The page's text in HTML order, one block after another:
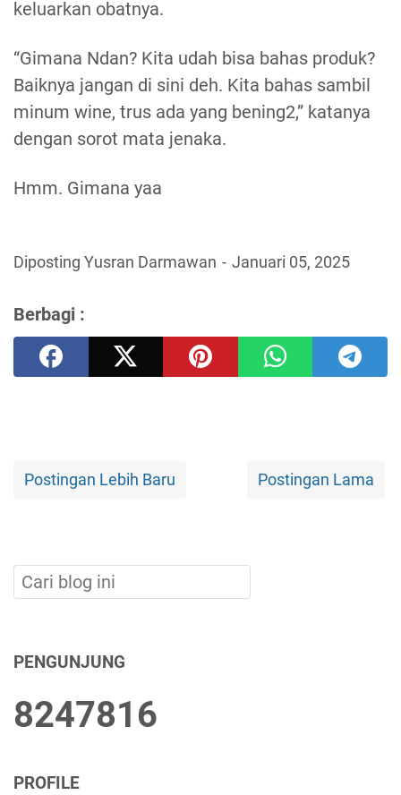
keluarkan obatnya.
“Gimana Ndan? Kita udah bisa bahas produk?
Baiknya jangan di sini deh. Kita bahas sambil
minum wine, trus ada yang bening2,” katanya
dengan sorot mata jenaka.
Hmm. Gimana yaa
Diposting Yusran Darmawan Januari 05, 2025
Berbagi :
Postingan Lebih Baru Postingan Lama
PENGUNJUNG
8247816
PROFILE